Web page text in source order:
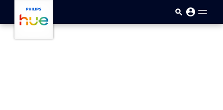
Přejít k hlavnímu obsahu